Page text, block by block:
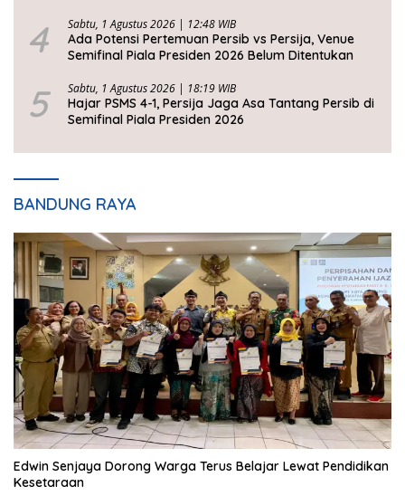
4 Sabtu, 1 Agustus 2026 | 12:48 WIB
Ada Potensi Pertemuan Persib vs Persija, Venue
Semifinal Piala Presiden 2026 Belum Ditentukan
5 Sabtu, 1 Agustus 2026 | 18:19 WIB
Hajar PSMS 4-1, Persija Jaga Asa Tantang Persib di
Semifinal Piala Presiden 2026
BANDUNG RAYA
Edwin Senjaya Dorong Warga Terus Belajar Lewat Pendidikan
Kesetaraan